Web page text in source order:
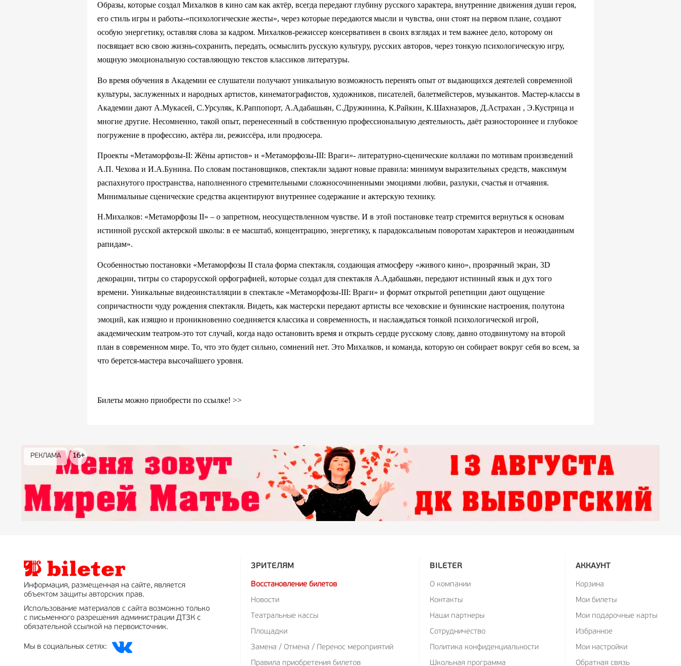
Образы, которые создал Михалков в кино сам как актёр, всегда передают глубину русского характера, внутренние движения души героя,
его стиль игры и работы-«психологические жесты», через которые передаются мысли и чувства, они стоят на первом плане, создают
особую энергетику, оставляя слова за кадром. Михалков-режиссер консервативен в своих взглядах и тем важнее дело, которому он
посвящает всю свою жизнь-сохранить, передать, осмыслить русскую культуру, русских авторов, через тонкую психологическую игру,
мощную эмоциональную составляющую текстов классиков литературы.
Во время обучения в Академии ее слушатели получают уникальную возможность перенять опыт от выдающихся деятелей современной
культуры, заслуженных и народных артистов, кинематографистов, художников, писателей, балетмейстеров, музыкантов. Мастер-классы в
Академии дают А.Мукасей, С.Урсуляк, К.Раппопорт, А.Адабашьян, С.Дружинина, К.Райкин, К.Шахназаров, Д.Астрахан , Э.Кустрица и
многие другие. Несомненно, такой опыт, перенесенный в собственную профессиональную деятельность, даёт разностороннее и глубокое
погружение в профессию, актёра ли, режиссёра, или продюсера.
Проекты «Метаморфозы-II: Жёны артистов» и «Метаморфозы-III: Враги»- литературно-сценические коллажи по мотивам произведений
А.П. Чехова и И.А.Бунина. По словам постановщиков, спектакли задают новые правила: минимум выразительных средств, максимум
распахнутого пространства, наполненного стремительными сложносочиненными эмоциями любви, разлуки, счастья и отчаяния.
Минимальные сценические средства акцентируют внутреннее содержание и актерскую технику.
Н.Михалков: «Метаморфозы II» – о запретном, неосуществленном чувстве. И в этой постановке театр стремится вернуться к основам
истинной русской актерской школы: в ее масштаб, концентрацию, энергетику, к парадоксальным поворотам характеров и неожиданным
рапидам».
Особенностью постановки «Метаморфозы II стала форма спектакля, создающая атмосферу «живого кино», прозрачный экран, 3D
декорации, титры со старорусской орфографией, которые создал для спектакля А.Адабашьян, передают истинный язык и дух того
времени. Уникальные видеоинсталляции в спектакле «Метаморфозы-III: Враги» и формат открытой репетиции дают ощущение
сопричастности чуду рождения спектакля. Видеть, как мастерски передают артисты все чеховские и бунинские настроения, полутона
эмоций, как изящно и проникновенно соединяется классика и современность, и наслаждаться тонкой психологической игрой,
академическим театром-это тот случай, когда надо остановить время и открыть сердце русскому слову, давно отодвинутому на второй
план в современном мире. То, что это будет сильно, сомнений нет. Это Михалков, и команда, которую он собирает вокруг себя во всем, за
что берется-мастера высочайшего уровня.
Билеты можно приобрести по ссылке! >>
РЕКЛАМА 16+
РЕКЛАМА 16+
РЕКЛАМА 12+
РЕКЛАМА
РЕКЛАМА 0+
РЕКЛАМА 18+
Информация, размещенная на сайте, является
объектом защиты авторских прав.
Использование материалов с сайта возможно только
с письменного разрешения администрации ДТЗК с
обязательной ссылкой на первоисточник.
Мы в социальных сетях:
ЗРИТЕЛЯМ
Восстановление билетов
Новости
Театральные кассы
Площадки
Замена / Отмена / Перенос мероприятий
Правила приобретения билетов
BILETER
О компании
Контакты
Наши партнеры
Сотрудничество
Политика конфиденциальности
Школьная программа
АККАУНТ
Корзина
Мои билеты
Мои подарочные карты
Избранное
Мои настройки
Обратная связь